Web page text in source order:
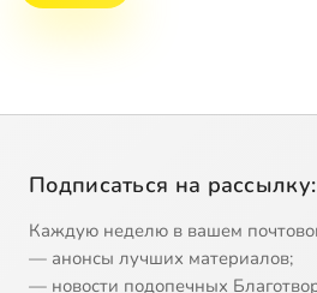
Подписаться на рассылку:
Каждую неделю в вашем
— анонсы лучших материалов;
— новости подопечных